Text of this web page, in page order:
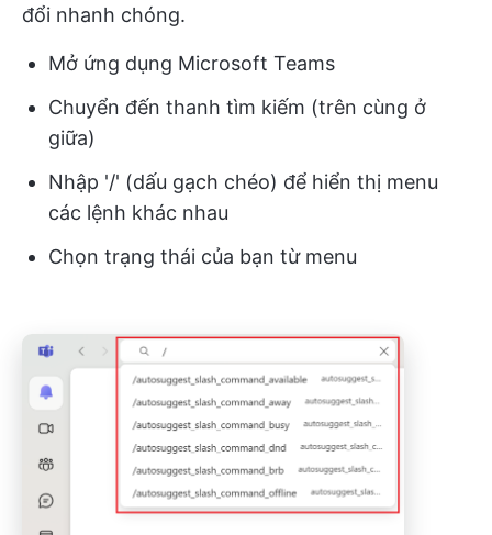
đổi nhanh chóng.
Mở ứng dụng Microsoft Teams
Chuyển đến thanh tìm kiếm (trên cùng ở
giữa)
Nhập '/' (dấu gạch chéo) để hiển thị menu
các lệnh khác nhau
Chọn trạng thái của bạn từ menu